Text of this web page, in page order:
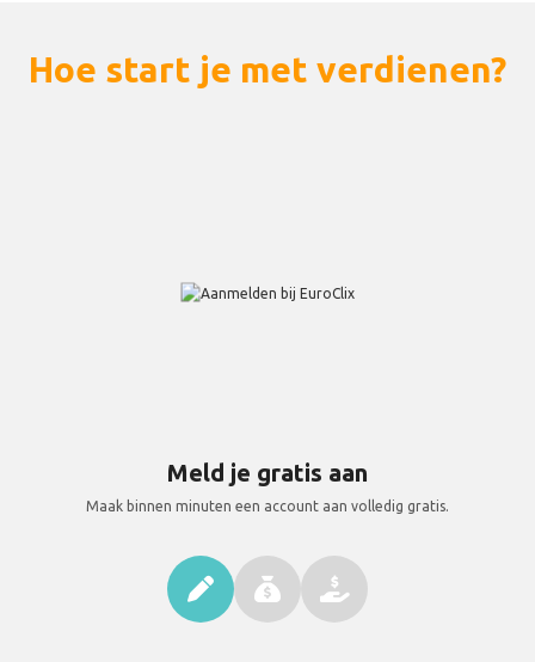
Hoe start je met verdienen?
Meld je gratis aan
Maak binnen minuten een account aan volledig gratis.